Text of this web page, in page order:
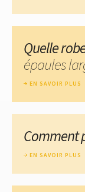
Quelle
épaules
EN SAVOIR PLUS
Comment
EN SAVOIR PLUS